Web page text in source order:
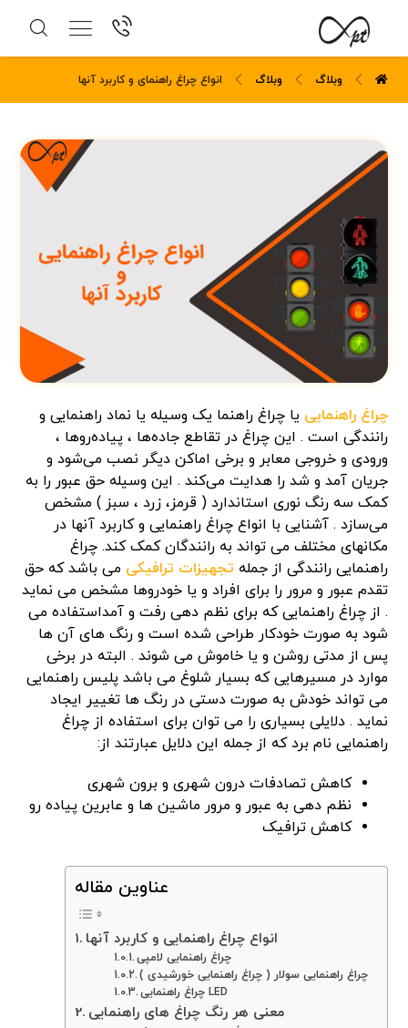
وبلاگ وبلاگ انواع چراغ راهنمای و کاربرد آنها
چراغ راهنمایی یا چراغ راهنما یک وسیله یا نماد راهنمایی و
رانندگی است . این چراغ در تقاطع جاده‌ها ، پیاده‌روها ،
ورودی و خروجی معابر و برخی اماکن دیگر نصب می‌شود و
جریان آمد و شد را هدایت می‌کند . این وسیله حق عبور را به
کمک سه رنگ نوری استاندارد ( قرمز، زرد ، سبز ) مشخص
می‌سازد . آشنایی با انواع چراغ راهنمایی و کاربرد آنها در
مکانهای مختلف می تواند به رانندگان کمک کند. چراغ
راهنمایی رانندگی از جمله تجهیزات ترافیکی می باشد که حق
تقدم عبور و مرور را برای افراد و یا خودروها مشخص می نماید
. از چراغ راهنمایی که برای نظم دهی رفت و آمداستفاده می
شود به صورت خودکار طراحی شده است و رنگ های آن ها
پس از مدتی روشن و یا خاموش می شوند . البته در برخی
موارد در مسیرهایی که بسیار شلوغ می باشد پلیس راهنمایی
می تواند خودش به صورت دستی در رنگ ها تغییر ایجاد
نماید . دلایلی بسیاری را می توان برای استفاده از چراغ
راهنمایی نام برد که از جمله این دلایل عبارتند از:
کاهش تصادفات درون شهری و برون شهری
نظم دهی به عبور و مرور ماشین ها و عابرین پیاده رو
کاهش ترافیک
عناوین مقاله
انواع چراغ راهنمایی و کاربرد آنها
چراغ راهنمایی لامپی
چراغ راهنمایی سولار ( چراغ راهنمایی خورشیدی )
چراغ راهنمایی LED
معنی هر رنگ چراغ های راهنمایی